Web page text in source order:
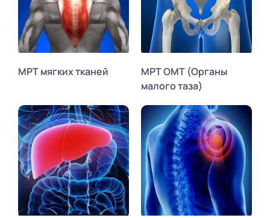
МРТ мягких тканей
МРТ ОМТ (Органы
малого таза)